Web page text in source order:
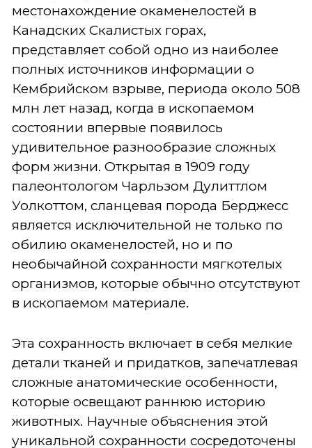
местонахождение окаменелостей в
Канадских Скалистых горах,
представляет собой одно из наиболее
полных источников информации о
Кембрийском взрыве, периода около 508
млн лет назад, когда в ископаемом
состоянии впервые появилось
удивительное разнообразие сложных
форм жизни. Открытая в 1909 году
палеонтологом Чарльзом Дулиттлом
Уолкоттом, сланцевая порода Берджесс
является исключительной не только по
обилию окаменелостей, но и по
необычайной сохранности мягкотелых
организмов, которые обычно отсутствуют
в ископаемом материале.
Эта сохранность включает в себя мелкие
детали тканей и придатков, запечатлевая
сложные анатомические особенности,
которые освещают раннюю историю
животных. Научные объяснения этой
уникальной сохранности сосредоточены